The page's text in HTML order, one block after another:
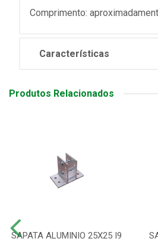
Comprimento:
Características
Produtos Relacionados
SAPATA ALUMINIO 25X25 I9